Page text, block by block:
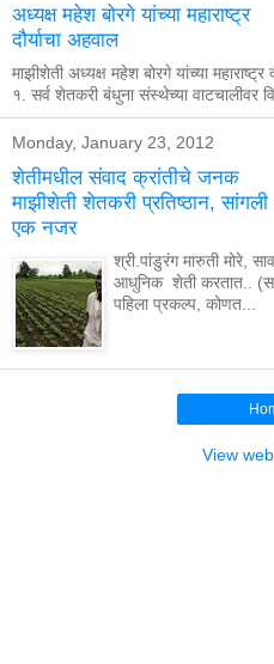
अध्यक्ष महेश बोरगे यांच्या महाराष्ट्र
दौर्याचा अहवाल
माझीशेती अध्यक्ष महेश बोरगे यांच्या
१. सर्व शेतकरी बंधुना संस्थेच्या वाटचालीवर
Monday, January 23, 2012
शेतीमधील संवाद क्रांतीचे जनक
माझीशेती शेतकरी प्रतिष्ठान, सांगली
एक नजर
श्री.पांडुरंग मारुती मोरे,
आधुनिक शेती करतात..
पहिला प्रकल्प, कोणत...
View